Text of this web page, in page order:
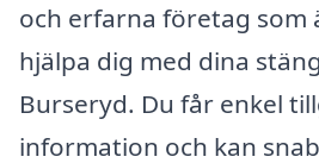
och erfarna företag som
hjälpa dig med dina
Burseryd. Du får enkel
information och kan